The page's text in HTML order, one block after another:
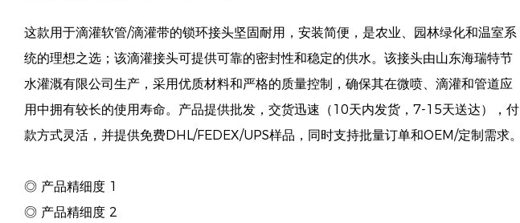
这款用于滴灌软管/滴灌带的锁环接头坚固耐用，安装简便，是农业、园林绿化和温室系
统的理想之选；该滴灌接头可提供可靠的密封性和稳定的供水。该接头由山东海瑞特节
水灌溉有限公司生产，采用优质材料和严格的质量控制，确保其在微喷、滴灌和管道应
用中拥有较长的使用寿命。产品提供批发，交货迅速（10天内发货，7-15天送达），付
款方式灵活，并提供免费DHL/FEDEX/UPS样品，同时支持批量订单和OEM/定制需求。
◎ 产品精细度 1
◎ 产品精细度 2